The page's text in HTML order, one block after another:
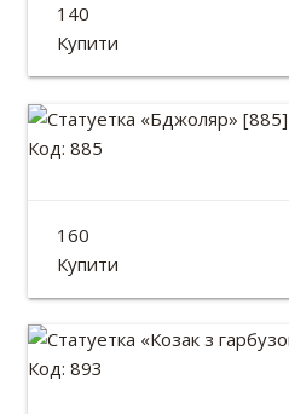
Висота: 10см
140
Купити
Код: 885
Висота: 13см
160
Купити
Код: 893